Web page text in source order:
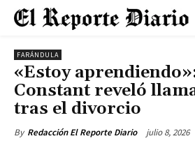
FARÁNDULA
«Estoy
Constant reveló
tras el divorcio
By Redacción El Reporte Diario julio 8, 2026